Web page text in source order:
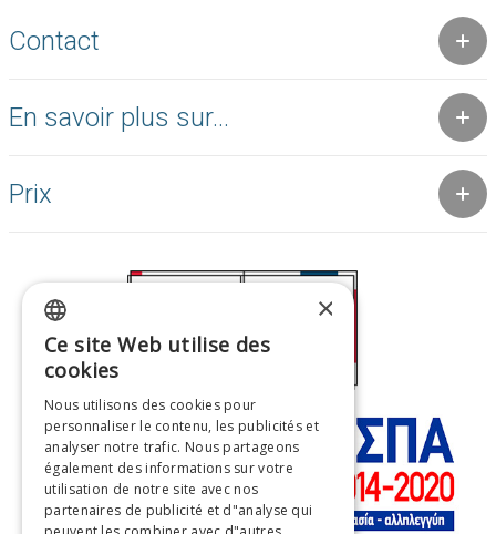
Contact
En savoir plus sur...
Prix
GREEK
FRENCH
ITALIAN
GERMAN
×
Ce site Web utilise des
cookies
Nous utilisons des cookies pour
personnaliser le contenu, les publicités et
analyser notre trafic. Nous partageons
également des informations sur votre
utilisation de notre site avec nos
partenaires de publicité et d"analyse qui